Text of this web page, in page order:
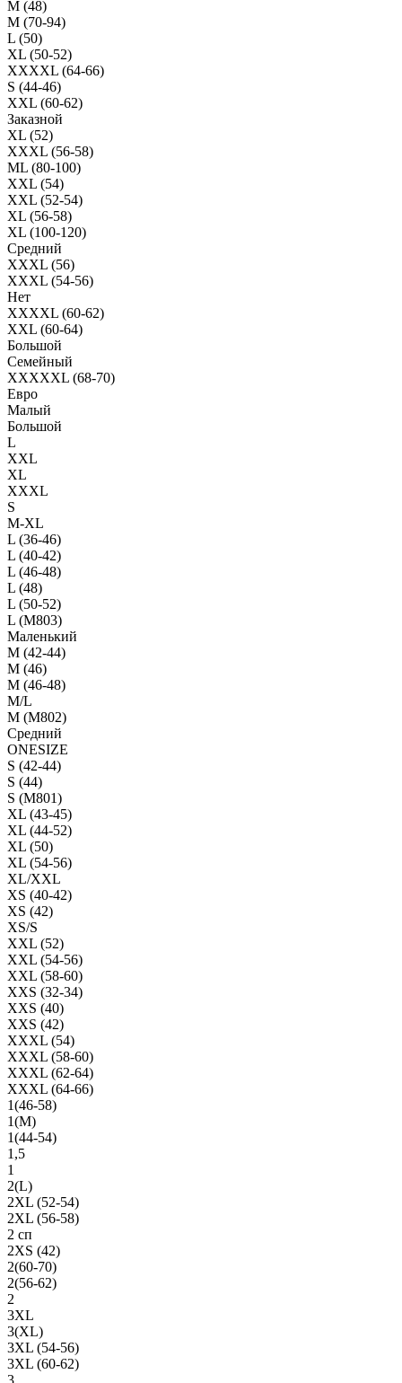
M (48)
M (70-94)
L (50)
XL (50-52)
XXXXL (64-66)
S (44-46)
XXL (60-62)
Заказной
XL (52)
XXXL (56-58)
ML (80-100)
XXL (54)
XXL (52-54)
XL (56-58)
XL (100-120)
Средний
XXXL (56)
XXXL (54-56)
Нет
XXXXL (60-62)
XXL (60-64)
Большой
Семейный
XXXXXL (68-70)
Евро
Малый
Большой
L
XXL
XL
XXXL
S
M-XL
L (36-46)
L (40-42)
L (46-48)
L (48)
L (50-52)
L (M803)
Маленький
М (42-44)
M (46)
M (46-48)
M/L
M (M802)
Средний
ONESIZE
S (42-44)
S (44)
S (M801)
XL (43-45)
XL (44-52)
XL (50)
XL (54-56)
XL/XXL
XS (40-42)
XS (42)
XS/S
XXL (52)
XXL (54-56)
XXL (58-60)
XXS (32-34)
XXS (40)
XXS (42)
XXXL (54)
XXXL (58-60)
XXXL (62-64)
XXXL (64-66)
1(46-58)
1(М)
1(44-54)
1,5
1
2(L)
2XL (52-54)
2XL (56-58)
2 сп
2XS (42)
2(60-70)
2(56-62)
2
3XL
3(XL)
3XL (54-56)
3XL (60-62)
3